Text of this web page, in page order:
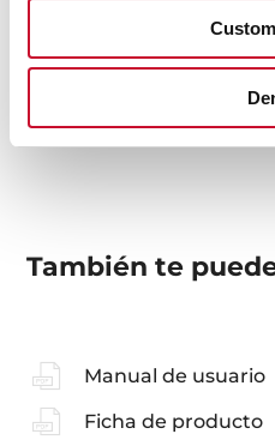
Modelos
También te
Manual de usuario
Ficha de producto